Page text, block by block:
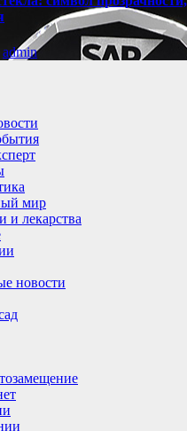
admin
мир
и лекарства
новости